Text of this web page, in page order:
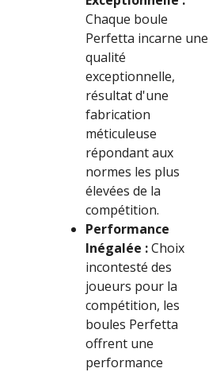
Chaque boule
Perfetta incarne une
qualité
exceptionnelle,
résultat d'une
fabrication
méticuleuse
répondant aux
normes les plus
élevées de la
compétition.
Performance
Inégalée :Choix
incontesté des
joueurs pour la
compétition, les
boules Perfetta
offrent une
performance